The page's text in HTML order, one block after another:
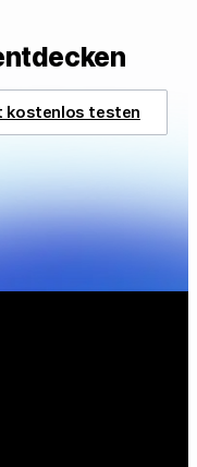
kostenlos testen